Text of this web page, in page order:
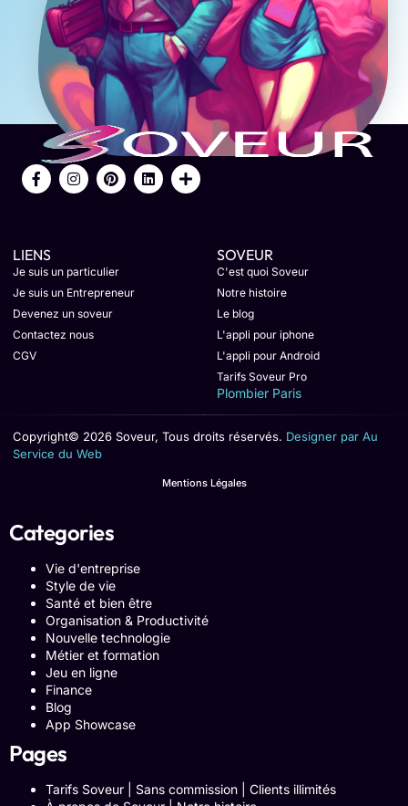
LIENS
Je suis un particulier
Je suis un Entrepreneur
Devenez un soveur
Contactez nous
CGV
SOVEUR
C'est quoi Soveur
Notre histoire
Le blog
L'appli pour iphone
L'appli pour Android
Tarifs Soveur Pro
Plombier Paris
Copyright© 2026 Soveur, Tous droits réservés. Designer par Au
Service du Web
Mentions Légales
Categories
Vie d'entreprise
Style de vie
Santé et bien être
Organisation & Productivité
Nouvelle technologie
Métier et formation
Jeu en ligne
Finance
Blog
App Showcase
Pages
Tarifs Soveur | Sans commission | Clients illimités